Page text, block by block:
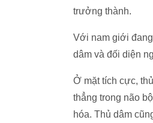
trưởng thành.
Với nam giới
dâm và đối diện
Ở mặt tích cực,
thẳng trong não
hóa. Thủ dâm